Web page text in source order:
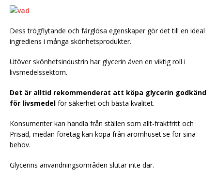
Dess trögflytande och färglösa egenskaper gör det till en ideal
ingrediens i många skönhetsprodukter.
Utöver skönhetsindustrin har glycerin även en viktig roll i
livsmedelssektorn.
Det är alltid rekommenderat att köpa glycerin godkänd
för livsmedel för säkerhet och bästa kvalitet.
Konsumenter kan handla från ställen som allt-fraktfritt och
Prisad, medan företag kan köpa från aromhuset.se för sina
behov.
Glycerins användningsområden slutar inte där.